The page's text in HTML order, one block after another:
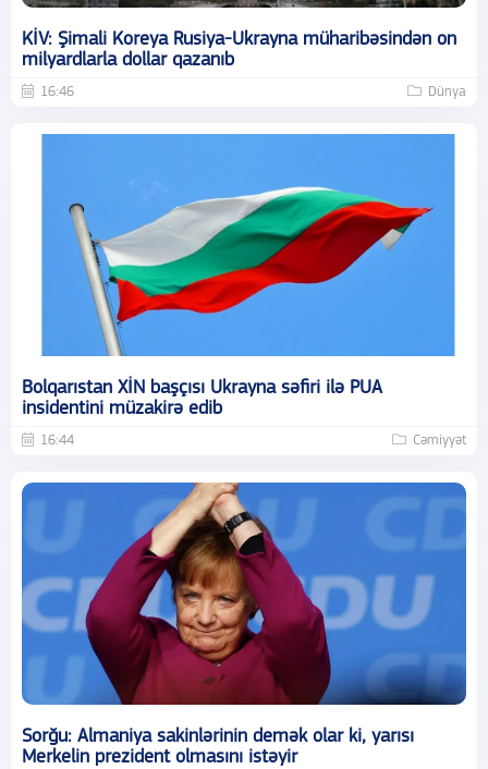
KİV: Şimali Koreya Rusiya-Ukrayna müharibəsindən on
milyardlarla dollar qazanıb
16:46 Dünya
Bolqarıstan XİN başçısı Ukrayna səfiri ilə PUA
insidentini müzakirə edib
16:44 Cəmiyyət
Sorğu: Almaniya sakinlərinin demək olar ki, yarısı
Merkelin prezident olmasını istəyir